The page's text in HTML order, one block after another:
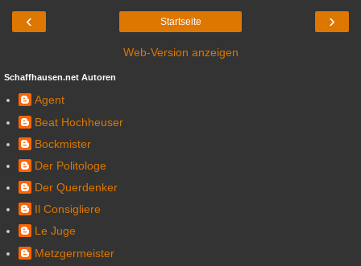
‹ ›
Startseite
Web-Version anzeigen
Schaffhausen.net Autoren
Agent
Beat Hochheuser
Bockmister
Der Politologe
Der Querdenker
Il Consigliere
Le Juge
Metzgermeister